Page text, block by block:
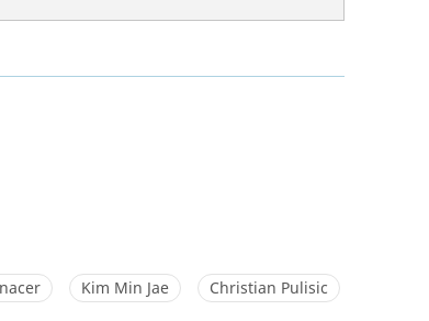
Kim Min Jae Christian Pulisic